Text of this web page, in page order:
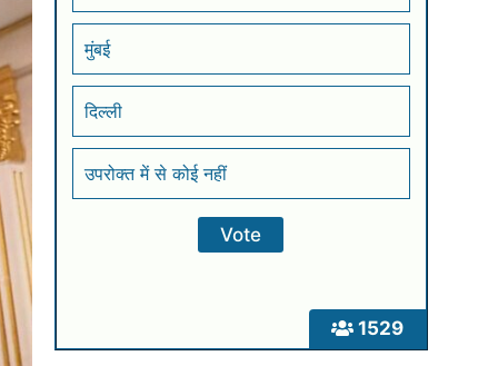
1529
मुंबई
दिल्ली
उपरोक्त में से कोई नहीं